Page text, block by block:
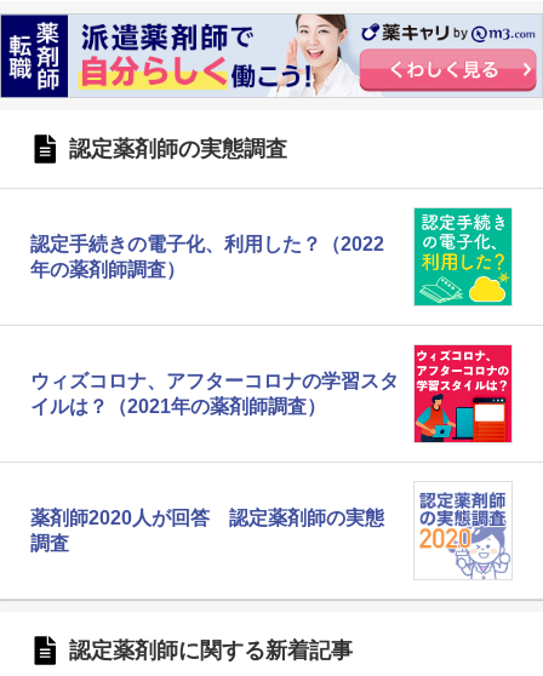
認定薬剤師の実態調査
認定手続きの電子化、利用した？（2022
年の薬剤師調査）
ウィズコロナ、アフターコロナの学習スタ
イルは？（2021年の薬剤師調査）
薬剤師2020人が回答 認定薬剤師の実態
調査
認定薬剤師に関する新着記事